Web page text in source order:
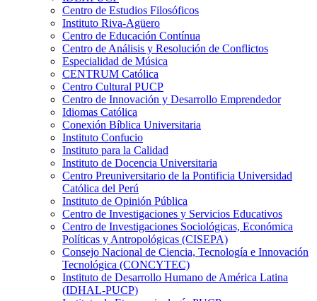
Centro de Estudios Filosóficos
Instituto Riva-Agüero
Centro de Educación Contínua
Centro de Análisis y Resolución de Conflictos
Especialidad de Música
CENTRUM Católica
Centro Cultural PUCP
Centro de Innovación y Desarrollo Emprendedor
Idiomas Católica
Conexión Bíblica Universitaria
Instituto Confucio
Instituto para la Calidad
Instituto de Docencia Universitaria
Centro Preuniversitario de la Pontificia Universidad
Católica del Perú
Instituto de Opinión Pública
Centro de Investigaciones y Servicios Educativos
Centro de Investigaciones Sociológicas, Económica
Políticas y Antropológicas (CISEPA)
Consejo Nacional de Ciencia, Tecnología e Innovación
Tecnológica (CONCYTEC)
Instituto de Desarrollo Humano de América Latina
(IDHAL-PUCP)